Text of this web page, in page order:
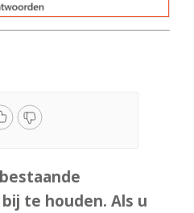
te houden. Als u